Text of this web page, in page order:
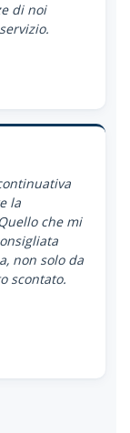
di noi
la
che mi
non solo da
scontato.